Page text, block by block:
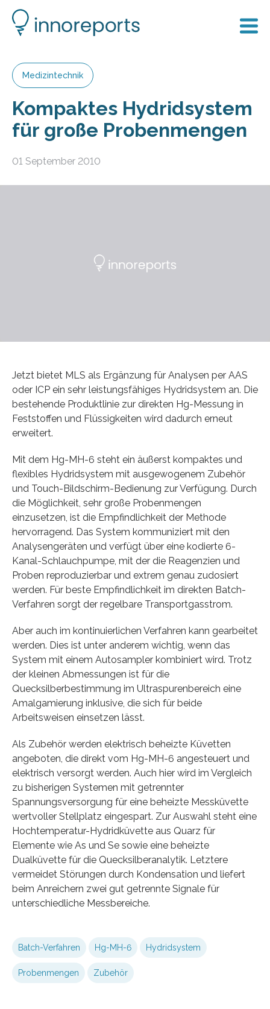
Medizintechnik
Kompaktes Hydridsystem
für große Probenmengen
01 September 2010
Jetzt bietet MLS als Ergänzung für Analysen per AAS
oder ICP ein sehr leistungsfähiges Hydridsystem an. Die
bestehende Produktlinie zur direkten Hg-Messung in
Feststoffen und Flüssigkeiten wird dadurch erneut
erweitert.
Mit dem Hg-MH-6 steht ein äußerst kompaktes und
flexibles Hydridsystem mit ausgewogenem Zubehör
und Touch-Bildschirm-Bedienung zur Verfügung. Durch
die Möglichkeit, sehr große Probenmengen
einzusetzen, ist die Empfindlichkeit der Methode
hervorragend. Das System kommuniziert mit den
Analysengeräten und verfügt über eine kodierte 6-
Kanal-Schlauchpumpe, mit der die Reagenzien und
Proben reproduzierbar und extrem genau zudosiert
werden. Für beste Empfindlichkeit im direkten Batch-
Verfahren sorgt der regelbare Transportgasstrom.
Aber auch im kontinuierlichen Verfahren kann gearbeitet
werden. Dies ist unter anderem wichtig, wenn das
System mit einem Autosampler kombiniert wird. Trotz
der kleinen Abmessungen ist für die
Quecksilberbestimmung im Ultraspurenbereich eine
Amalgamierung inklusive, die sich für beide
Arbeitsweisen einsetzen lässt.
Als Zubehör werden elektrisch beheizte Küvetten
angeboten, die direkt vom Hg-MH-6 angesteuert und
elektrisch versorgt werden. Auch hier wird im Vergleich
zu bisherigen Systemen mit getrennter
Spannungsversorgung für eine beheizte Messküvette
wertvoller Stellplatz eingespart. Zur Auswahl steht eine
Hochtemperatur-Hydridküvette aus Quarz für
Elemente wie As und Se sowie eine beheizte
Dualküvette für die Quecksilberanalytik. Letztere
vermeidet Störungen durch Kondensation und liefert
beim Anreichern zwei gut getrennte Signale für
unterschiedliche Messbereiche.
Batch-Verfahren Hg-MH-6 Hydridsystem
Probenmengen Zubehör